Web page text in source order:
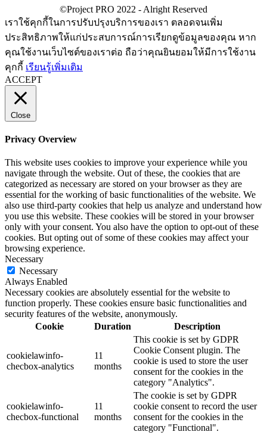
เราใช้คุกกี้ในการปรับปรุงบริการของเรา ตลอดจนเพิ่ม
ประสิทธิภาพให้แก่ประสบการณ์การเรียกดูข้อมูลของคุณ หาก
คุณใช้งานเว็บไซต์ของเราต่อ ถือว่าคุณยินยอมให้มีการใช้งาน
คุกกี้ เรียนรู้เพิ่มเติม
ACCEPT
Close
Privacy Overview
This website uses cookies to improve your experience while you
navigate through the website. Out of these, the cookies that are
categorized as necessary are stored on your browser as they are
essential for the working of basic functionalities of the website. We
also use third-party cookies that help us analyze and understand how
you use this website. These cookies will be stored in your browser
only with your consent. You also have the option to opt-out of these
cookies. But opting out of some of these cookies may affect your
browsing experience.
Necessary
Necessary
Always Enabled
Necessary cookies are absolutely essential for the website to
function properly. These cookies ensure basic functionalities and
security features of the website, anonymously.
Cookie
Duration Description
cookielawinfo-
checbox-analytics
11
months
This cookie is set by GDPR
Cookie Consent plugin. The
cookie is used to store the user
consent for the cookies in the
category "Analytics".
cookielawinfo-
checbox-functional
11
months
The cookie is set by GDPR
cookie consent to record the user
consent for the cookies in the
category "Functional".